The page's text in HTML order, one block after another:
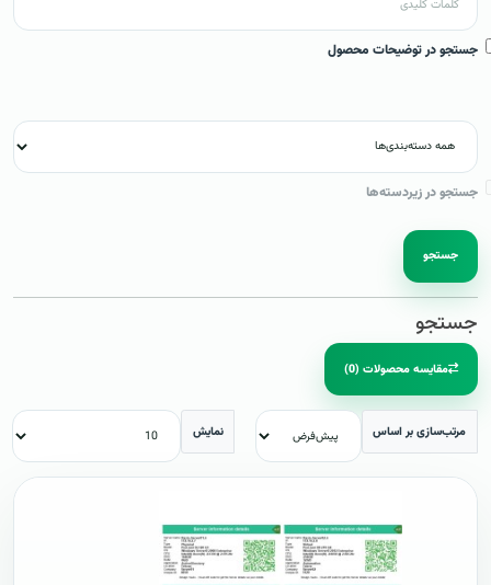
جستجو در توضیحات محصول
جستجو در زیردسته‌ها
جستجو
جستجو
مقایسه محصولات (0)
مرتب‌سازی بر اساس نمایش